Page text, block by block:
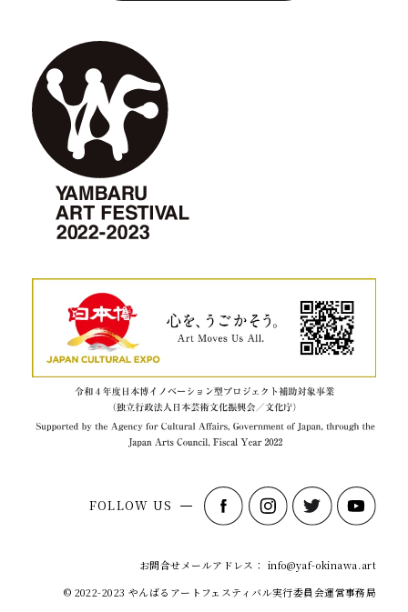
FOLLOW US
お問合せメールアドレス： info@yaf-okinawa.art
© 2022-2023 やんばるアートフェスティバル実行委員会運営事務局